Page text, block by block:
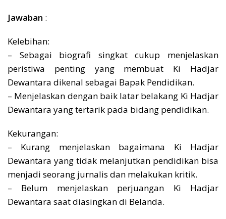
Jawaban :
Kelebihan:
– Sebagai biografi singkat cukup menjelaskan
peristiwa penting yang membuat Ki Hadjar
Dewantara dikenal sebagai Bapak Pendidikan.
– Menjelaskan dengan baik latar belakang Ki Hadjar
Dewantara yang tertarik pada bidang pendidikan.
Kekurangan:
– Kurang menjelaskan bagaimana Ki Hadjar
Dewantara yang tidak melanjutkan pendidikan bisa
menjadi seorang jurnalis dan melakukan kritik.
– Belum menjelaskan perjuangan Ki Hadjar
Dewantara saat diasingkan di Belanda.